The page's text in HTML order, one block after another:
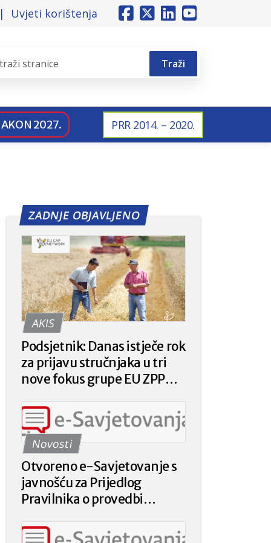
Uvjeti korištenja
Traži
2027. PRR 2014. – 2020.
ZADNJE OBJAVLJENO
AKIS
Podsjetnik: Danas istječe rok
za prijavu stručnjaka u tri
nove fokus grupe EU ZPP
Novosti
Otvoreno e-Savjetovanje s
javnošću za Prijedlog
Pravilnika o provedbi
plaćanja poljoprivrednicima